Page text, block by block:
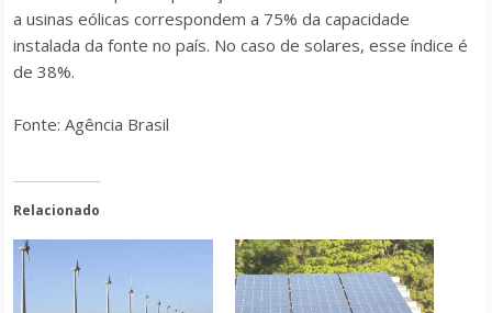
a usinas eólicas correspondem a 75% da capacidade
instalada da fonte no país. No caso de solares, esse índice é
de 38%.
Fonte: Agência Brasil
Relacionado